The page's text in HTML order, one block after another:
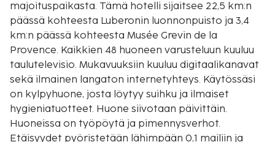
majoituspaikasta. Tämä hotelli sijaitsee 22,5 km:n
päässä kohteesta Luberonin luonnonpuisto ja 3,4
km:n päässä kohteesta Musée Grevin de la
Provence. Kaikkien 48 huoneen varusteluun kuuluu
taulutelevisio. Mukavuuksiin kuuluu digitaalikanavat
sekä ilmainen langaton internetyhteys. Käytössäsi
on kylpyhuone, josta löytyy suihku ja ilmaiset
hygieniatuotteet. Huone siivotaan päivittäin.
Huoneissa on työpöytä ja pimennysverhot.
Etäisyydet pyöristetään lähimpään 0,1 mailiin ja